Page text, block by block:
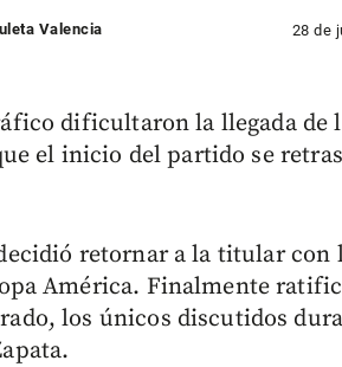
Valencia 28 de
dificultaron la llegada de
el inicio del partido se
retornar a la titular
América. Finalmente
los únicos discutidos